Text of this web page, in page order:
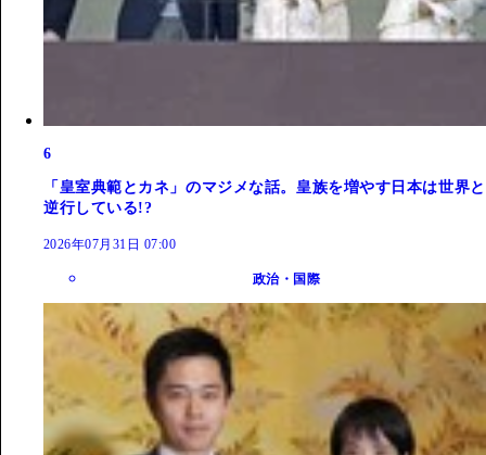
6
「皇室典範とカネ」のマジメな話。皇族を増やす日本は世界と
逆行している!?
2026年07月31日 07:00
政治・国際